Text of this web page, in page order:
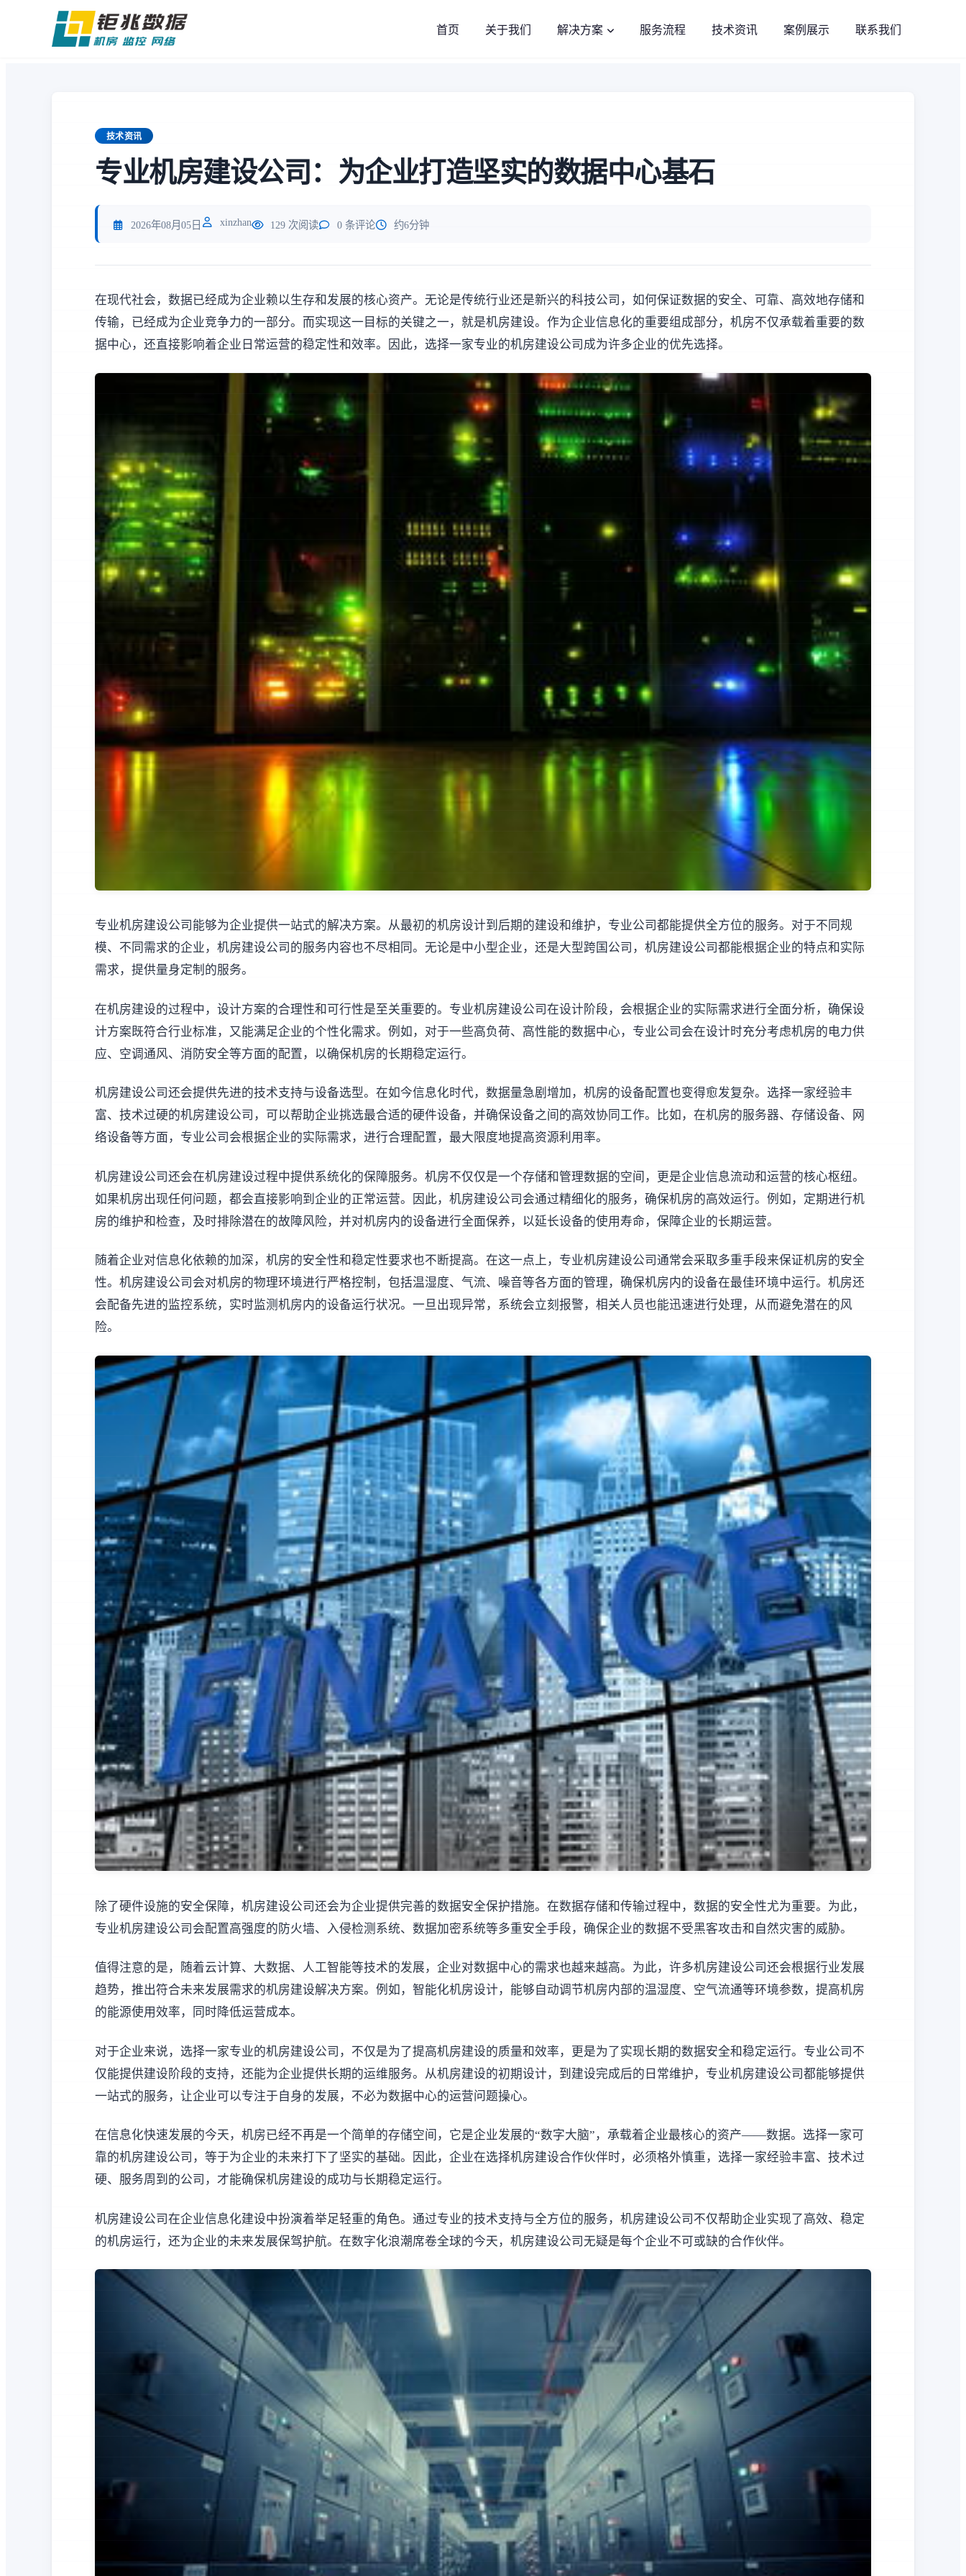
首页 关于我们 解决方案 服务流程 技术资讯 案例展示 联系我们
技术资讯
专业机房建设公司：为企业打造坚实的数据中心基石
2026年08月05日 xinzhan 129 次阅读 0 条评论 约6分钟
在现代社会，数据已经成为企业赖以生存和发展的核心资产。无论是传统行业还是新兴的科技公司，如何保证数据的安全、可靠、高效地存储和
传输，已经成为企业竞争力的一部分。而实现这一目标的关键之一，就是机房建设。作为企业信息化的重要组成部分，机房不仅承载着重要的数
据中心，还直接影响着企业日常运营的稳定性和效率。因此，选择一家专业的机房建设公司成为许多企业的优先选择。
专业机房建设公司能够为企业提供一站式的解决方案。从最初的机房设计到后期的建设和维护，专业公司都能提供全方位的服务。对于不同规
模、不同需求的企业，机房建设公司的服务内容也不尽相同。无论是中小型企业，还是大型跨国公司，机房建设公司都能根据企业的特点和实际
需求，提供量身定制的服务。
在机房建设的过程中，设计方案的合理性和可行性是至关重要的。专业机房建设公司在设计阶段，会根据企业的实际需求进行全面分析，确保设
计方案既符合行业标准，又能满足企业的个性化需求。例如，对于一些高负荷、高性能的数据中心，专业公司会在设计时充分考虑机房的电力供
应、空调通风、消防安全等方面的配置，以确保机房的长期稳定运行。
机房建设公司还会提供先进的技术支持与设备选型。在如今信息化时代，数据量急剧增加，机房的设备配置也变得愈发复杂。选择一家经验丰
富、技术过硬的机房建设公司，可以帮助企业挑选最合适的硬件设备，并确保设备之间的高效协同工作。比如，在机房的服务器、存储设备、网
络设备等方面，专业公司会根据企业的实际需求，进行合理配置，最大限度地提高资源利用率。
机房建设公司还会在机房建设过程中提供系统化的保障服务。机房不仅仅是一个存储和管理数据的空间，更是企业信息流动和运营的核心枢纽。
如果机房出现任何问题，都会直接影响到企业的正常运营。因此，机房建设公司会通过精细化的服务，确保机房的高效运行。例如，定期进行机
房的维护和检查，及时排除潜在的故障风险，并对机房内的设备进行全面保养，以延长设备的使用寿命，保障企业的长期运营。
随着企业对信息化依赖的加深，机房的安全性和稳定性要求也不断提高。在这一点上，专业机房建设公司通常会采取多重手段来保证机房的安全
性。机房建设公司会对机房的物理环境进行严格控制，包括温湿度、气流、噪音等各方面的管理，确保机房内的设备在最佳环境中运行。机房还
会配备先进的监控系统，实时监测机房内的设备运行状况。一旦出现异常，系统会立刻报警，相关人员也能迅速进行处理，从而避免潜在的风
险。
除了硬件设施的安全保障，机房建设公司还会为企业提供完善的数据安全保护措施。在数据存储和传输过程中，数据的安全性尤为重要。为此，
专业机房建设公司会配置高强度的防火墙、入侵检测系统、数据加密系统等多重安全手段，确保企业的数据不受黑客攻击和自然灾害的威胁。
值得注意的是，随着云计算、大数据、人工智能等技术的发展，企业对数据中心的需求也越来越高。为此，许多机房建设公司还会根据行业发展
趋势，推出符合未来发展需求的机房建设解决方案。例如，智能化机房设计，能够自动调节机房内部的温湿度、空气流通等环境参数，提高机房
的能源使用效率，同时降低运营成本。
对于企业来说，选择一家专业的机房建设公司，不仅是为了提高机房建设的质量和效率，更是为了实现长期的数据安全和稳定运行。专业公司不
仅能提供建设阶段的支持，还能为企业提供长期的运维服务。从机房建设的初期设计，到建设完成后的日常维护，专业机房建设公司都能够提供
一站式的服务，让企业可以专注于自身的发展，不必为数据中心的运营问题操心。
在信息化快速发展的今天，机房已经不再是一个简单的存储空间，它是企业发展的“数字大脑”，承载着企业最核心的资产——数据。选择一家可
靠的机房建设公司，等于为企业的未来打下了坚实的基础。因此，企业在选择机房建设合作伙伴时，必须格外慎重，选择一家经验丰富、技术过
硬、服务周到的公司，才能确保机房建设的成功与长期稳定运行。
机房建设公司在企业信息化建设中扮演着举足轻重的角色。通过专业的技术支持与全方位的服务，机房建设公司不仅帮助企业实现了高效、稳定
的机房运行，还为企业的未来发展保驾护航。在数字化浪潮席卷全球的今天，机房建设公司无疑是每个企业不可或缺的合作伙伴。